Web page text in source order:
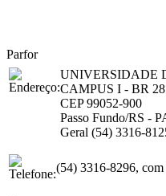
Parfor
UNIVERSIDADE
CAMPUS I - BR
CEP 99052-900
Passo Fundo/RS -
Geral (54) 3316-
(54) 3316-8296, com